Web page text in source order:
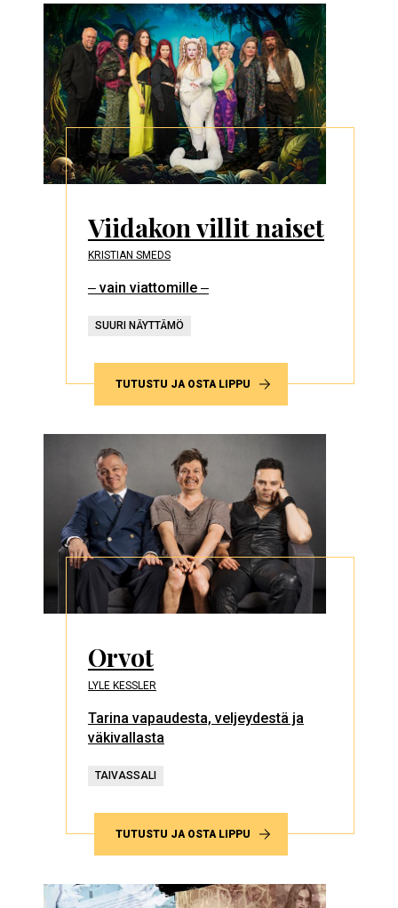
Viidakon villit naiset
KRISTIAN SMEDS
‒ vain viattomille ‒
SUURI NÄYTTÄMÖ
TUTUSTU JA OSTA LIPPU
Orvot
LYLE KESSLER
Tarina vapaudesta, veljeydestä ja
väkivallasta
TAIVASSALI
TUTUSTU JA OSTA LIPPU